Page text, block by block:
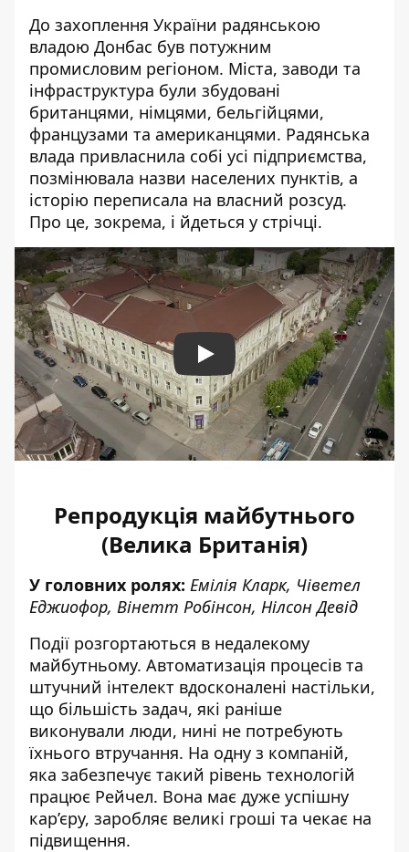
До захоплення України радянською
владою Донбас був потужним
промисловим регіоном. Міста, заводи та
інфраструктура були збудовані
британцями, німцями, бельгійцями,
французами та американцями. Радянська
влада привласнила собі усі підприємства,
позмінювала назви населених пунктів, а
історію переписала на власний розсуд.
Про це, зокрема, і йдеться у стрічці.
Play
Репродукція майбутнього
(Велика Британія)
У головних ролях: Емілія Кларк, Чіветел
Еджиофор, Вінетт Робінсон, Нілсон Девід
Події розгортаються в недалекому
майбутньому. Автоматизація процесів та
штучний інтелект вдосконалені настільки,
що більшість задач, які раніше
виконували люди, нині не потребують
їхнього втручання. На одну з компаній,
яка забезпечує такий рівень технологій
працює Рейчел. Вона має дуже успішну
кар’єру, заробляє великі гроші та чекає на
підвищення.